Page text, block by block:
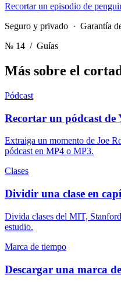
Recortar un episodio de
Seguro y privado · Garantía
№ 14 / Guías
Más sobre el
Pódcast
Recortar un pódcast de
Extraiga un momento de Joe
pódcast en MP4 o MP3.
Clases
Dividir una clase en
Divida clases del MIT,
estudio.
Marca de tiempo
Descargar una marca